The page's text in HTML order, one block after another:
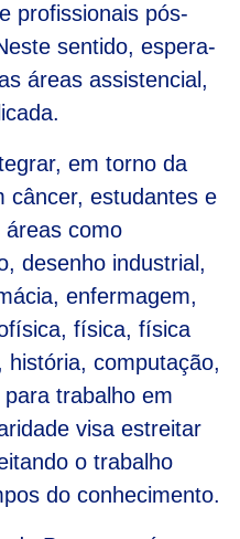
profissionais pós-
sentido, espera-
áreas assistencial,
em torno da
câncer, estudantes e
áreas como
desenho industrial,
enfermagem,
física, física
computação,
trabalho em
visa estreitar
o trabalho
do conhecimento.